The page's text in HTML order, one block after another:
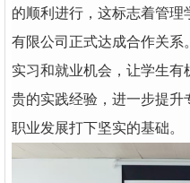
的顺利进行，这标志着管理
有限公司正式达成合作关系
实习和就业机会，让学生
贵的实践经验，进一步提升
职业发展打下坚实的基础。